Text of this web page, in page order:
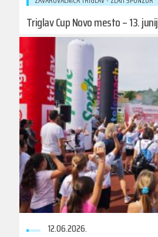
Triglav Cup Novo mesto – 13. junij
12.06.2026.